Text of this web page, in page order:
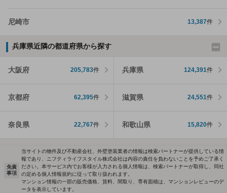
尼崎市 13,387件
兵庫県近隣の都道府県から探す
大阪府 205,783件 兵庫県 124,391件
京都府 62,395件 滋賀県 24,551件
奈良県 22,767件 和歌山県 15,820件
免責
事項
当サイトの物件及び不動産会社、外壁塗装業者の情報は検索パートナーが提供している情
報であり、ニフティライフスタイル株式会社は内容の責任を負わないことを予めご了承く
ださい。本サービス内でお客様が入力される個人情報は、検索パートナーが取得し、同社
の定める個人情報規約に従って取り扱われます。
マンション情報の一部の販売価格、賃料、間取り、専有面積は、マンションレビューのデ
ータを表示しています。